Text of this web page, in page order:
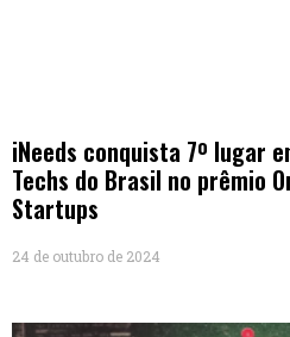
iNeeds conquista 7º lugar
Techs do Brasil no prêmio
Startups
24 de outubro de 2024